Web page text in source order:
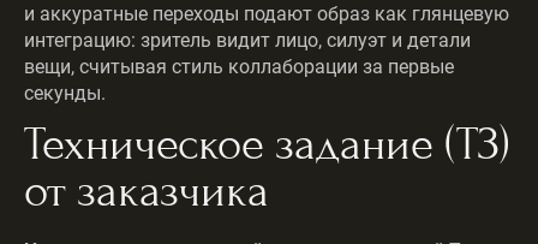
и аккуратные переходы подают образ как глянцевую
интеграцию: зритель видит лицо, силуэт и детали
вещи, считывая стиль коллаборации за первые
секунды.
Техническое задание (ТЗ)
от заказчика